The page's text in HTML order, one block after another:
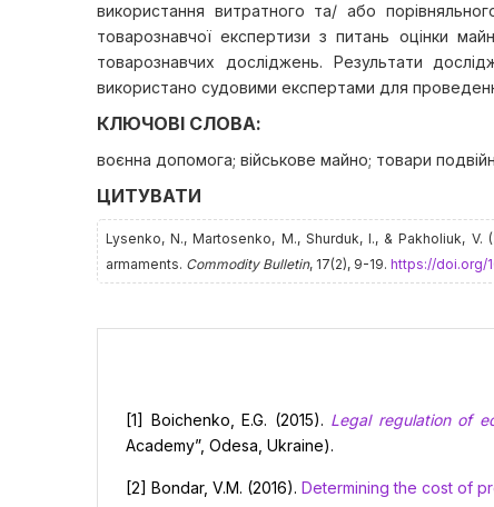
використання витратного та/ або
товарознавчої експертизи з питань оцінки
товарознавчих досліджень. Результати
використано судовими експертами для
КЛЮЧОВІ СЛОВА:
воєнна допомога; військове майно; товари
ЦИТУВАТИ
Lysenko, N., Martosenko, M., Shurduk, І., & Pakholiuk,
armaments. Commodity Bulletin, 17(2), 9-19. https://doi.org/
[1] Boichenko, E.G. (2015). Legal regulation of
Academy”, Odesa, Ukraine).
[2] Bondar, V.M. (2016). Determining the cost of